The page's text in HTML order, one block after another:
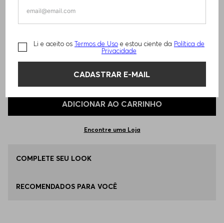
Li e aceito os Termos de Uso e estou ciente da Política de
Privacidade
CADASTRAR E-MAIL
Qual o seu Tamanho? Tabela de Tamanhos
M - M
G - L
ADICIONAR AO CARRINHO
Encontre uma Loja
COMPLETE SEU LOOK
RECOMENDADOS PARA VOCÊ